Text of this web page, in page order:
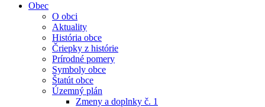
Obec
O obci
Aktuality
História obce
Čriepky z histórie
Prírodné pomery
Symboly obce
Štatút obce
Územný plán
Zmeny a doplnky č. 1